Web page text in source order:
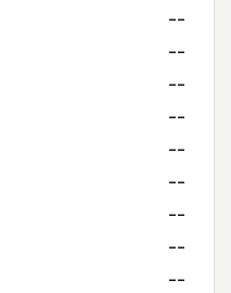
--
--
--
--
--
--
--
--
--